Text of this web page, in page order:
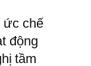
ức chế
động
tầm